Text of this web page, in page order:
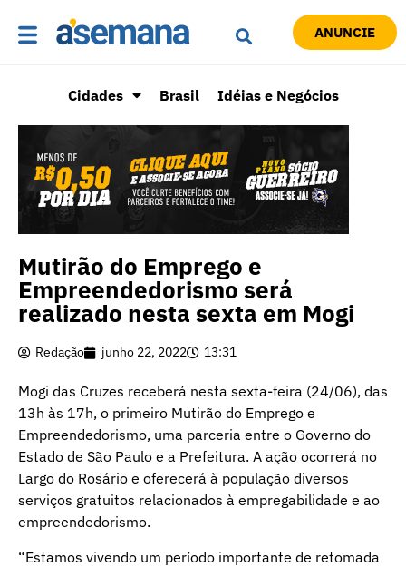
ANUNCIE
Cidades Brasil Idéias e Negócios
Mutirão do Emprego e
Empreendedorismo será
realizado nesta sexta em Mogi
Redação junho 22, 2022 13:31
Mogi das Cruzes receberá nesta sexta-feira (24/06), das
13h às 17h, o primeiro Mutirão do Emprego e
Empreendedorismo, uma parceria entre o Governo do
Estado de São Paulo e a Prefeitura. A ação ocorrerá no
Largo do Rosário e oferecerá à população diversos
serviços gratuitos relacionados à empregabilidade e ao
empreendedorismo.
“Estamos vivendo um período importante de retomada